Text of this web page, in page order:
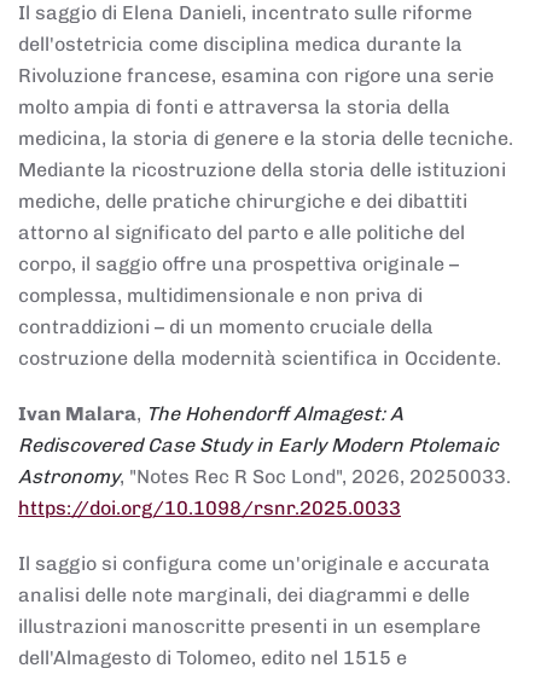
Il saggio di Elena Danieli, incentrato sulle riforme
dell'ostetricia come disciplina medica durante la
Rivoluzione francese, esamina con rigore una serie
molto ampia di fonti e attraversa la storia della
medicina, la storia di genere e la storia delle tecniche.
Mediante la ricostruzione della storia delle istituzioni
mediche, delle pratiche chirurgiche e dei dibattiti
attorno al significato del parto e alle politiche del
corpo, il saggio offre una prospettiva originale –
complessa, multidimensionale e non priva di
contraddizioni – di un momento cruciale della
costruzione della modernità scientifica in Occidente.
Ivan Malara, The Hohendorff Almagest: A
Rediscovered Case Study in Early Modern Ptolemaic
Astronomy, "Notes Rec R Soc Lond", 2026, 20250033.
https://doi.org/10.1098/rsnr.2025.0033
Il saggio si configura come un'originale e accurata
analisi delle note marginali, dei diagrammi e delle
illustrazioni manoscritte presenti in un esemplare
dell'Almagesto di Tolomeo, edito nel 1515 e